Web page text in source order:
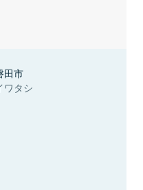
田市
ワタシ